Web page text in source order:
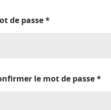
de passe*
le mot de passe*